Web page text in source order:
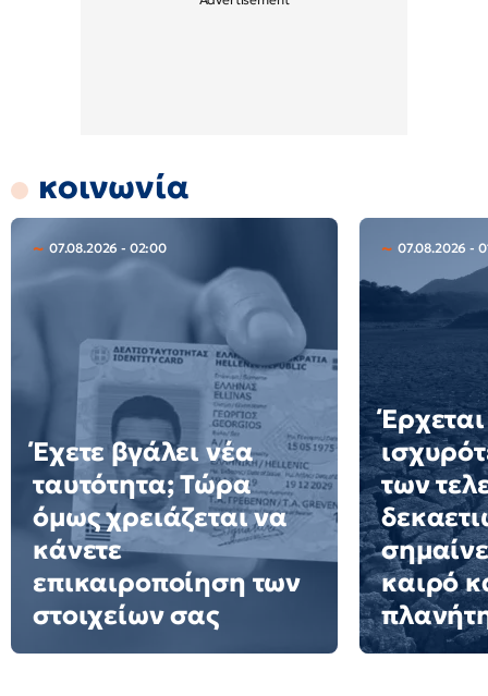
κοινωνία
07.08.2026 - 02:00
Έχετε βγάλει νέα
ταυτότητα; Τώρα
όμως χρειάζεται να
κάνετε
επικαιροποίηση των
στοιχείων σας
07.08.2026 -
των
καιρό